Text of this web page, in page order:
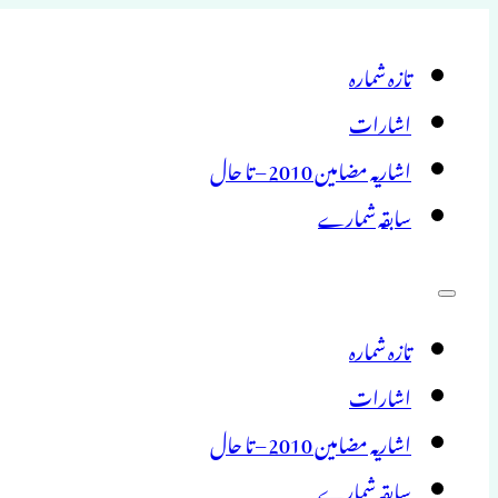
تازہ شمارہ
اشارات
اشاریہ مضامین 2010 – تا حال
سابقہ شمارے
تازہ شمارہ
اشارات
اشاریہ مضامین 2010 – تا حال
سابقہ شمارے